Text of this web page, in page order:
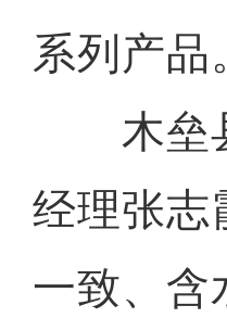
系列产品
木垒县
经理张志
一致、含